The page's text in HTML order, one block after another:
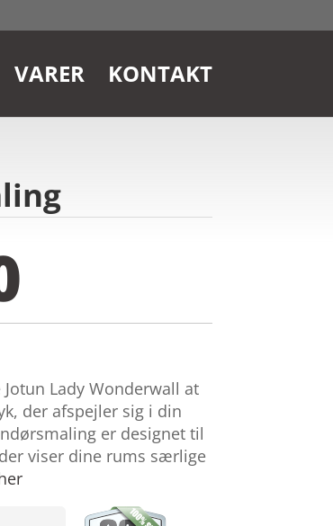
VARER KONTAKT
Lady Wonderwall at
der afspejler sig i din
er designet til
viser dine rums særlige